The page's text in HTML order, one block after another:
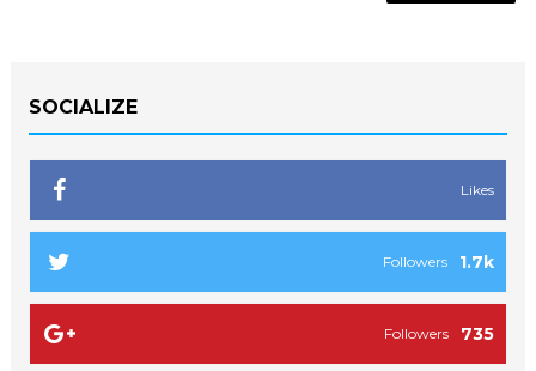
SOCIALIZE
Likes
1.7k
Followers
735
Followers